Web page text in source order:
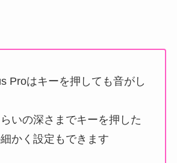
Proはキーを押しても音がし
いの深さまでキーを押した
かく設定もできます